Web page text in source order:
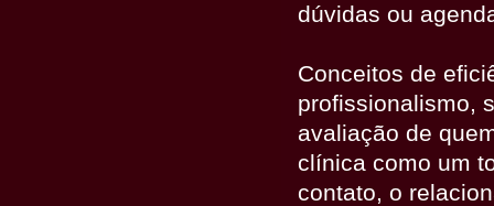
dúvidas ou
Conceitos de
profissionalismo,
avaliação de
clínica como um
contato, o